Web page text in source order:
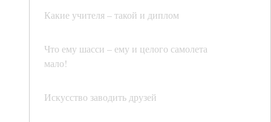
Какие учителя – такой и диплом
Что ему шасси – ему и целого самолета
мало!
Искусство заводить друзей